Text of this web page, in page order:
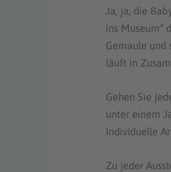
Ja, ja, die
ins Museum“
Gemaule und
läuft in
Gehen Sie
unter einem
Individuelle
Zu jeder